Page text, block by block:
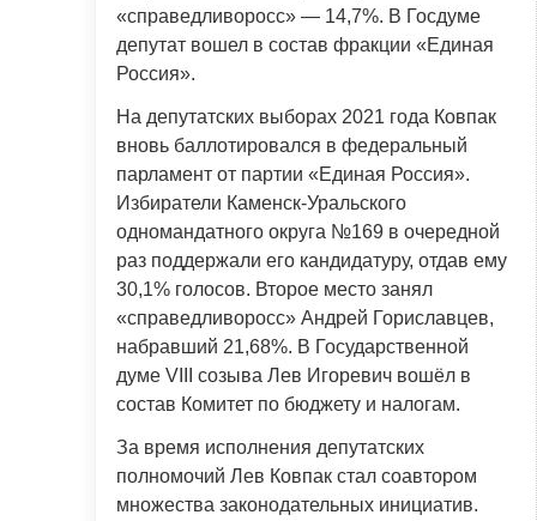
«справедливоросс» — 14,7%. В Госдуме
депутат вошел в состав фракции «Единая
Россия».
На депутатских выборах 2021 года Ковпак
вновь баллотировался в федеральный
парламент от партии «Единая Россия».
Избиратели Каменск-Уральского
одномандатного округа №169 в очередной
раз поддержали его кандидатуру, отдав ему
30,1% голосов. Второе место занял
«справедливоросс» Андрей Гориславцев,
набравший 21,68%. В Государственной
думе VIII созыва Лев Игоревич вошёл в
состав Комитет по бюджету и налогам.
За время исполнения депутатских
полномочий Лев Ковпак стал соавтором
множества законодательных инициатив.